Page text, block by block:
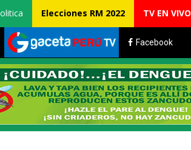
Elecciones RM 2022 TV EN VIVO
Facebook